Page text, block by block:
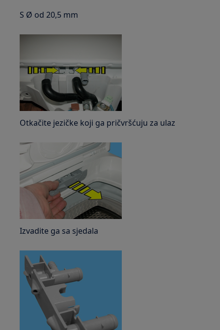
S Ø od 20,5 mm
Otkačite jezičke koji ga pričvršćuju za ulaz
Izvadite ga sa sjedala